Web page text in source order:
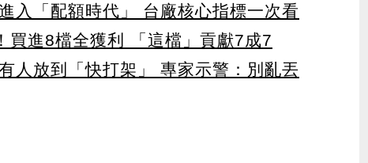
入「配額時代」 台廠核心指標一次看
買進8檔全獲利 「這檔」貢獻7成7
人放到「快打架」 專家示警：別亂丟